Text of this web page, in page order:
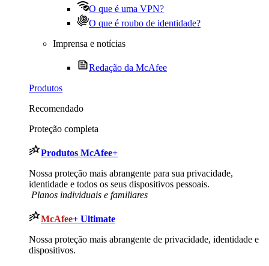
O que é uma VPN?
O que é roubo de identidade?
Imprensa e notícias
Redação da McAfee
Produtos
Recomendado
Proteção completa
Produtos McAfee+
Nossa proteção mais abrangente para sua privacidade,
identidade e todos os seus dispositivos pessoais.
​ Planos individuais e familiares
McAfee+ Ultimate
Nossa proteção mais abrangente de privacidade, identidade e
dispositivos.